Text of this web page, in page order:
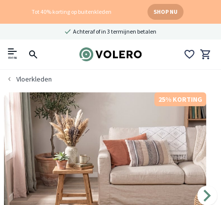
Tot 40% korting op buitenkleden SHOP NU
Achteraf of in 3 termijnen betalen
menu
Vloerkleden
25% KORTING